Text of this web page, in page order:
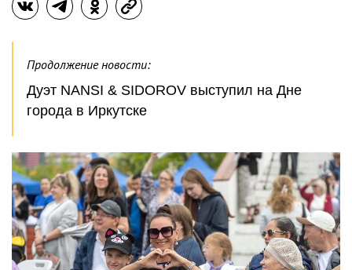
Продолжение новости:
Дуэт NANSI & SIDOROV выступил на Дне
города в Иркутске